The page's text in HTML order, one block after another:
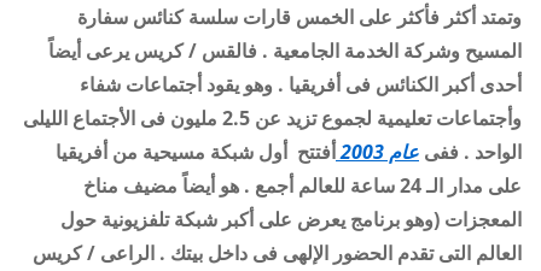
وتمتد أكثر فأكثر على الخمس قارات سلسة كنائس سفارة
المسيح وشركة الخدمة الجامعية . فالقس / كريس يرعى أيضاً
أحدى أكبر الكنائس فى أفريقيا . وهو يقود أجتماعات شفاء
وأجتماعات تعليمية لجموع تزيد عن 2.5 مليون فى الأجتماع الليلى
الواحد . ففى عام 2003
أفتتح أول شبكة مسيحية من أفريقيا
على مدار الـ 24 ساعة للعالم أجمع . هو أيضاً مضيف مناخ
المعجزات (وهو برنامج يعرض على أكبر شبكة تلفزيونية حول
العالم التى تقدم الحضور الإلهى فى داخل بيتك . الراعى / كريس